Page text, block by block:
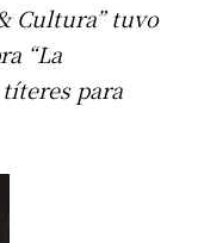
Cultura” tuvo
“La
para